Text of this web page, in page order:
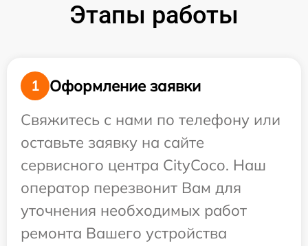
Этапы работы
1
Оформление заявки
Свяжитесь с нами по телефону или
оставьте заявку на сайте
сервисного центра CityCoco. Наш
оператор перезвонит Вам для
уточнения необходимых работ
ремонта Вашего устройства